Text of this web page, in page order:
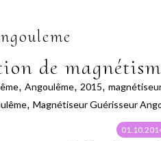
de
, Angoulême, 2015,
, Magnétiseur Guérisseur